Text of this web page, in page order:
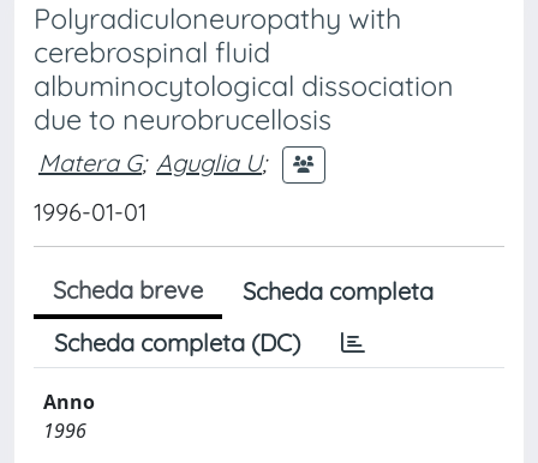
Polyradiculoneuropathy with
cerebrospinal fluid
albuminocytological dissociation
due to neurobrucellosis
Matera G; Aguglia U;
1996-01-01
Scheda breve
Scheda completa
Scheda completa (DC)
Anno
1996